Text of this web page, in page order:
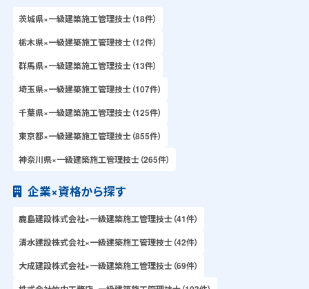
茨城県×一級建築施工管理技士（18件）
栃木県×一級建築施工管理技士（12件）
群馬県×一級建築施工管理技士（13件）
埼玉県×一級建築施工管理技士（107件）
千葉県×一級建築施工管理技士（125件）
東京都×一級建築施工管理技士（855件）
神奈川県×一級建築施工管理技士（265件）
企業×資格から探す
鹿島建設株式会社×一級建築施工管理技士（41件）
清水建設株式会社×一級建築施工管理技士（42件）
大成建設株式会社×一級建築施工管理技士（69件）